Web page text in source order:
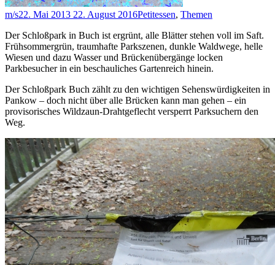
m/s22. Mai 2013 22. August 2016Petitessen, Themen
Der Schloßpark in Buch ist ergrünt, alle Blätter stehen voll im Saft.
Frühsommergrün, traumhafte Parkszenen, dunkle Waldwege, helle
Wiesen und dazu Wasser und Brückenübergänge locken
Parkbesucher in ein beschauliches Gartenreich hinein.
Der Schloßpark Buch zählt zu den wichtigen Sehenswürdigkeiten in
Pankow – doch nicht über alle Brücken kann man gehen – ein
provisorisches Wildzaun-Drahtgeflecht versperrt Parksuchern den
Weg.